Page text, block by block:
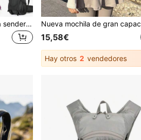
1 pieza Mochila ligera para senderismo, mochila para campamento, bolsa impermeable para excursionismo, Mochila compacta para viajes, ligera mochila de senderismo para hombres y mujeres, para acampar, ing, deportes al aire libre, gran capacidad, viaje, regalo de Halloween, Navidad, Acción de Gracias, bolso deportivo y de fitness
15,58€
Hay otros 2 vendedores